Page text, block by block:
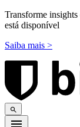
Transforme
está disponível
Saiba mais >